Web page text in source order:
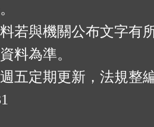
若與機關公布文字有
料為準。
五定期更新，法規整